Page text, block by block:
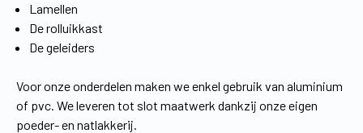
Lamellen
De rolluikkast
De geleiders
Voor onze onderdelen maken we enkel gebruik van aluminium
of pvc. We leveren tot slot maatwerk dankzij onze eigen
poeder- en natlakkerij.